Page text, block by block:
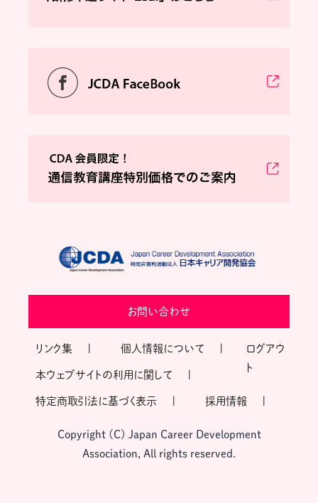
お問い合わせ
リンク集 個人情報について
本ウェブサイトの利用に関して
特定商取引法に基づく表示 採用情報
ログアウ
ト
Copyright (C) Japan Career Development
Association, All rights reserved.